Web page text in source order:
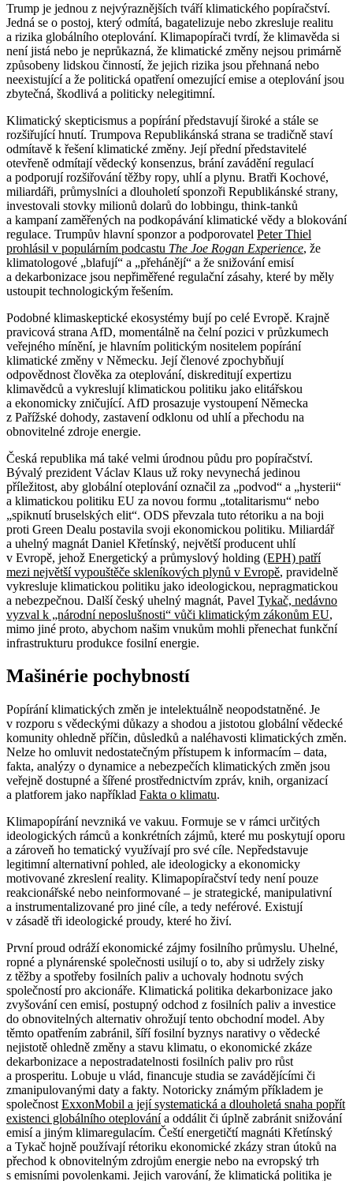
Trump je jednou z nejvýraznějších tváří klimatického popíračství.
Jedná se o postoj, který odmítá, bagatelizuje nebo zkresluje realitu
a rizika globálního oteplování. Klimapopírači tvrdí, že klimavěda si
není jistá nebo je neprůkazná, že klimatické změny nejsou primárně
způsobeny lidskou činností, že jejich rizika jsou přehnaná nebo
neexistující a že politická opatření omezující emise a oteplování jsou
zbytečná, škodlivá a politicky nelegitimní.
Klimatický skepticismus a popírání představují široké a stále se
rozšiřující hnutí. Trumpova Republikánská strana se tradičně staví
odmítavě k řešení klimatické změny. Její přední představitelé
otevřeně odmítají vědecký konsenzus, brání zavádění regulací
a podporují rozšiřování těžby ropy, uhlí a plynu. Bratři Kochové,
miliardáři, průmyslníci a dlouholetí sponzoři Republikánské strany,
investovali stovky milionů dolarů do lobbingu, think-tanků
a kampaní zaměřených na podkopávání klimatické vědy a blokování
regulace. Trumpův hlavní sponzor a podporovatel Peter Thiel
prohlásil v populárním podcastu The Joe Rogan Experience, že
klimatologové „blafují“ a „přehánějí“ a že snižování emisí
a dekarbonizace jsou nepřiměřené regulační zásahy, které by měly
ustoupit technologickým řešením.
Podobné klimaskeptické ekosystémy bují po celé Evropě. Krajně
pravicová strana AfD, momentálně na čelní pozici v průzkumech
veřejného mínění, je hlavním politickým nositelem popírání
klimatické změny v Německu. Její členové zpochybňují
odpovědnost člověka za oteplování, diskreditují expertizu
klimavědců a vykreslují klimatickou politiku jako elitářskou
a ekonomicky zničující. AfD prosazuje vystoupení Německa
z Pařížské dohody, zastavení odklonu od uhlí a přechodu na
obnovitelné zdroje energie.
Česká republika má také velmi úrodnou půdu pro popíračství.
Bývalý prezident Václav Klaus už roky nevynechá jedinou
příležitost, aby globální oteplování označil za „podvod“ a „hysterii“
a klimatickou politiku EU za novou formu „totalitarismu“ nebo
„spiknutí bruselských elit“. ODS převzala tuto rétoriku a na boji
proti Green Dealu postavila svoji ekonomickou politiku. Miliardář
a uhelný magnát Daniel Křetínský, největší producent uhlí
v Evropě, jehož Energetický a průmyslový holding (EPH) patří
mezi největší vypouštěče skleníkových plynů v Evropě, pravidelně
vykresluje klimatickou politiku jako ideologickou, nepragmatickou
a nebezpečnou. Další český uhelný magnát, Pavel Tykač, nedávno
vyzval k „národní neposlušnosti“ vůči klimatickým zákonům EU,
mimo jiné proto, abychom našim vnukům mohli přenechat funkční
infrastrukturu produkce fosilní energie.
Mašinérie pochybností
Popírání klimatických změn je intelektuálně neopodstatněné. Je
v rozporu s vědeckými důkazy a shodou a jistotou globální vědecké
komunity ohledně příčin, důsledků a naléhavosti klimatických změn.
Nelze ho omluvit nedostatečným přístupem k informacím – data,
fakta, analýzy o dynamice a nebezpečích klimatických změn jsou
veřejně dostupné a šířené prostřednictvím zpráv, knih, organizací
a platforem jako například Fakta o klimatu.
Klimapopírání nevzniká ve vakuu. Formuje se v rámci určitých
ideologických rámců a konkrétních zájmů, které mu poskytují oporu
a zároveň ho tematický využívají pro své cíle. Nepředstavuje
legitimní alternativní pohled, ale ideologicky a ekonomicky
motivované zkreslení reality. Klimapopíračství tedy není pouze
reakcionářské nebo neinformované – je strategické, manipulativní
a instrumentalizované pro jiné cíle, a tedy neférové. Existují
v zásadě tři ideologické proudy, které ho živí.
První proud odráží ekonomické zájmy fosilního průmyslu. Uhelné,
ropné a plynárenské společnosti usilují o to, aby si udržely zisky
z těžby a spotřeby fosilních paliv a uchovaly hodnotu svých
společností pro akcionáře. Klimatická politika dekarbonizace jako
zvyšování cen emisí, postupný odchod z fosilních paliv a investice
do obnovitelných alternativ ohrožují tento obchodní model. Aby
těmto opatřením zabránil, šíří fosilní byznys narativy o vědecké
nejistotě ohledně změny a stavu klimatu, o ekonomické zkáze
dekarbonizace a nepostradatelnosti fosilních paliv pro růst
a prosperitu. Lobuje u vlád, financuje studia se zavádějícími či
zmanipulovanými daty a fakty. Notoricky známým příkladem je
společnost ExxonMobil a její systematická a dlouholetá snaha popřít
existenci globálního oteplovánía oddálit či úplně zabránit snižování
emisí a jiným klimaregulacím. Čeští energetičtí magnáti Křetínský
a Tykač hojně používají rétoriku ekonomické zkázy stran útoků na
přechod k obnovitelným zdrojům energie nebo na evropský trh
s emisními povolenkami. Jejich varování, že klimatická politika je